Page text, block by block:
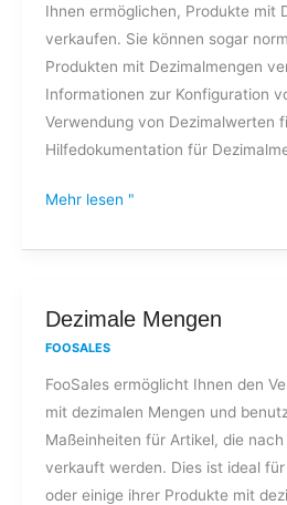
Ihnen ermöglichen, Produkte mit
verkaufen. Sie können sogar
Produkten mit Dezimalmengen
Informationen zur Konfiguration
Verwendung von Dezimalwerten
Hilfedokumentation für
dezimalen
Mengen/Maßeinheiten
verkauft
werden
(Länge,
Gewicht
Mehr lesen "
Dezimale Mengen
FOOSALES
FooSales ermöglicht Ihnen den
mit dezimalen Mengen und
Maßeinheiten für Artikel, die
verkauft werden. Dies ist ideal
oder einige ihrer Produkte mit
Dezimale
Mengen